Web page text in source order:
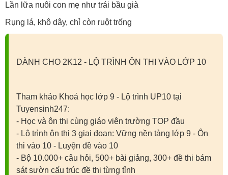
Lần lữa nuôi con mẹ như trái bầu già
Rụng lá, khô dây, chỉ còn ruột trống
DÀNH CHO 2K12 - LỘ TRÌNH ÔN THI VÀO LỚP 10
Tham khảo Khoá học lớp 9 - Lộ trình UP10 tại
Tuyensinh247:
- Học và ôn thi cùng giáo viên trường TOP đầu
- Lộ trình ôn thi 3 giai đoạn: Vững nền tảng lớp 9 - Ôn
thi vào 10 - Luyện đề vào 10
- Bộ 10.000+ câu hỏi, 500+ bài giảng, 300+ đề thi bám
sát sườn cấu trúc đề thi từng tỉnh